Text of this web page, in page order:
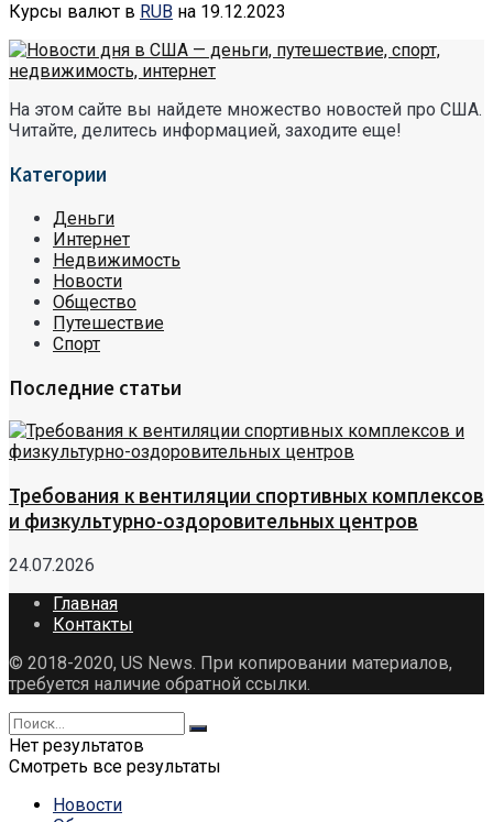
Курсы валют в RUB на 19.12.2023
На этом сайте вы найдете множество новостей про США.
Читайте, делитесь информацией, заходите еще!
Категории
Деньги
Интернет
Недвижимость
Новости
Общество
Путешествие
Спорт
Последние статьи
Требования к вентиляции спортивных комплексов
и физкультурно-оздоровительных центров
24.07.2026
Главная
Контакты
© 2018-2020, US News. При копировании материалов,
требуется наличие обратной ссылки.
Нет результатов
Смотреть все результаты
Новости